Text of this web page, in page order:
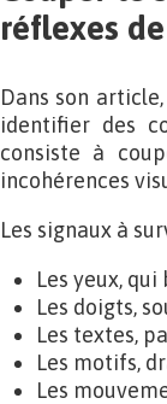
réflexes
Dans son
identifier des
consiste à
incohérences
Les signaux à
Les yeux,
Les doigts,
Les textes,
Les motifs,
Les